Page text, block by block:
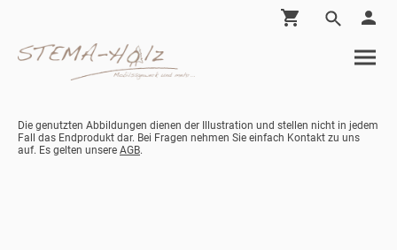
Die genutzten Abbildungen dienen der Illustration und stellen nicht in jedem
Fall das Endprodukt dar. Bei Fragen nehmen Sie einfach Kontakt zu uns
auf. Es gelten unsere AGB.